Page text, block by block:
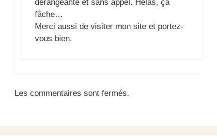
dérangeante et sans appel. Hélas, ça
fâche…
Merci aussi de visiter mon site et portez-
vous bien.
Les commentaires sont fermés.